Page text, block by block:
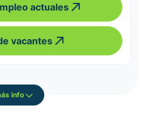
actuales
vacantes
info